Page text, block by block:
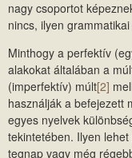
n
u
nagy csoportot
nincs, ilyen
Minthogy a perfektív
alakokat általában a
(imperfektív) múlt[2]
használják a befejezett
egyes nyelvek
tekintetében. Ilyen
tegnap vagy még